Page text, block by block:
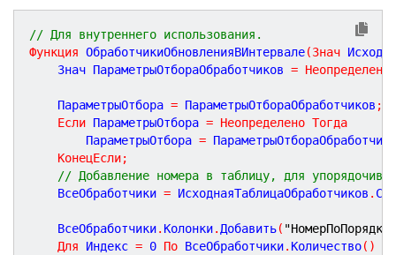
// Для внутреннего использования.
Функция ОбработчикиОбновленияВИнтервале(Знач
	Знач ПараметрыОтбораОбработчиков
= Неопределено
	ПараметрыОтбора
= ПараметрыОтбораОбработчиков ;
Если ПараметрыОтбора = Неопределено Тогда
		ПараметрыОтбора
=
КонецЕсли;
// Добавление номера в таблицу, для
	ВсеОбработчики
= ИсходнаяТаблицаОбработчиков .
	ВсеОбработчики
. Колонки. Добавить( "НомерПоПорядку"
Для Индекс = 0 По ВсеОбработчики. Количество( )